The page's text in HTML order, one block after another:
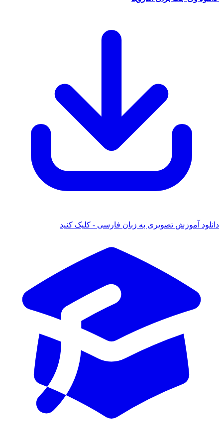
آموزش تصویری به زبان فارسی - کلیک کنید